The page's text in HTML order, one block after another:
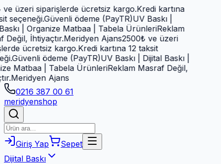
üzeri siparişlerde ücretsiz kargo.Kredi kartına
seçeneği.Güvenli ödeme (PayTR)UV Baskı |
| Organize Matbaa | Tabela ÜrünleriReklam
İhtiyaçtır.Meridyen Ajans2500₺ ve üzeri
ücretsiz kargo.Kredi kartına 12 taksit
Güvenli ödeme (PayTR)UV Baskı | Dijital Baskı |
Matbaa | Tabela ÜrünleriReklam Masraf Değil,
Meridyen Ajans
0216 387 00 61
meridyenshop
Giriş Yap
Sepet
Dijital Baskı